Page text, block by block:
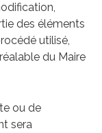
des éléments
utilisé,
du Maire
ou de
sera